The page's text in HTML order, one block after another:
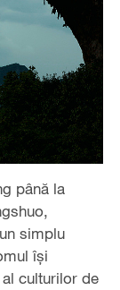
până la
simplu
își
culturilor de